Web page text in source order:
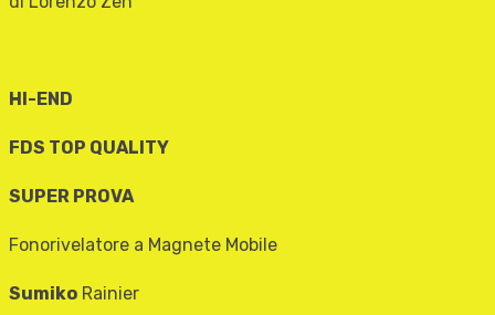
HI-END
FDS TOP QUALITY
SUPER PROVA
Fonorivelatore a Magnete Mobile
Sumiko Rainier